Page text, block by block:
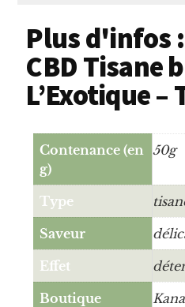
Plus d'infos
CBD Tisane
L’Exotique –
Contenance (en
g)
50g
Type
Saveur
Effet
Boutique